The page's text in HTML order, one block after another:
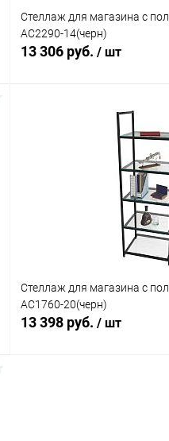
Стеллаж для магазина с
AC2290-14(черн)
13 306 руб. / шт
В
Стеллаж для магазина с
AС1760-20(черн)
13 398 руб. / шт